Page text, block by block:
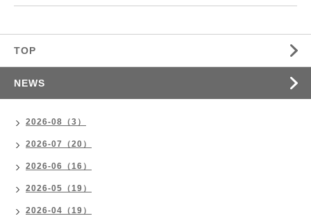
TOP
NEWS
2026-08（3）
2026-07（20）
2026-06（16）
2026-05（19）
2026-04（19）